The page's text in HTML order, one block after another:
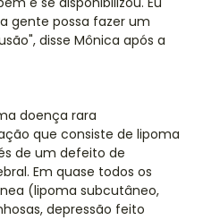
gente possa fazer um
disse Mônica após a
doença rara
que consiste de lipoma
de um defeito de
Em quase todos os
(lipoma subcutâneo,
depressão feito